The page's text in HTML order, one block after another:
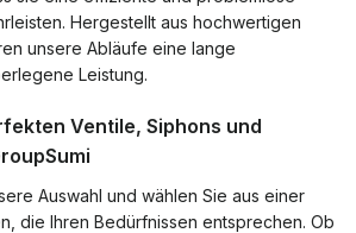
Hergestellt aus hochwertigen
unsere Abläufe eine lange
Leistung.
Ventile, Siphons und
Auswahl und wählen Sie aus einer
die Ihren Bedürfnissen entsprechen. Ob